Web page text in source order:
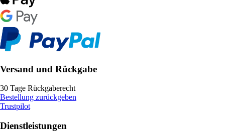
Versand und Rückgabe
30 Tage Rückgaberecht
Bestellung zurückgeben
Trustpilot
Dienstleistungen